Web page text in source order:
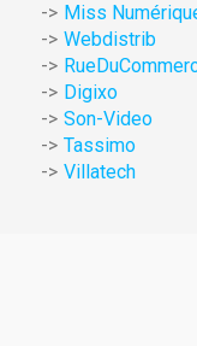
Miss
Webdistrib
Digixo
Son-Video
Tassimo
Villatech